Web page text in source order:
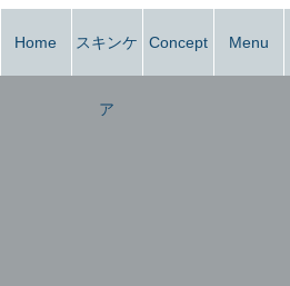
Home スキンケ
ア
Concept Menu